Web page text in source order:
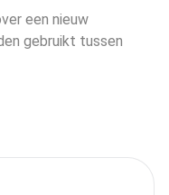
een nieuw
gebruikt tussen